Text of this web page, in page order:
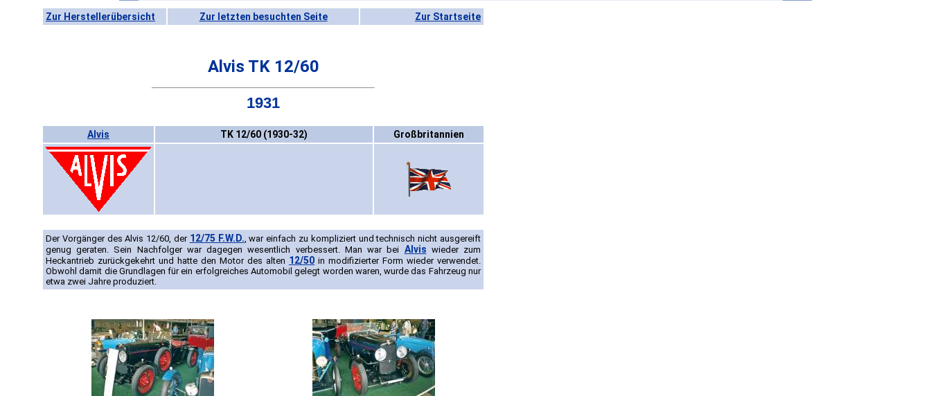
Zur Herstellerübersicht Zur letzten besuchten Seite Zur Startseite
Alvis TK 12/60
1931
Alvis TK 12/60 (1930-32) Großbritannien
Der Vorgänger des Alvis 12/60, der 12/75 F.W.D., war einfach zu kompliziert und technisch nicht ausgereift
genug geraten. Sein Nachfolger war dagegen wesentlich verbessert. Man war bei Alvis wieder zum
Heckantrieb zurückgekehrt und hatte den Motor des alten 12/50 in modifizierter Form wieder verwendet.
Obwohl damit die Grundlagen für ein erfolgreiches Automobil gelegt worden waren, wurde das Fahrzeug nur
etwa zwei Jahre produziert.